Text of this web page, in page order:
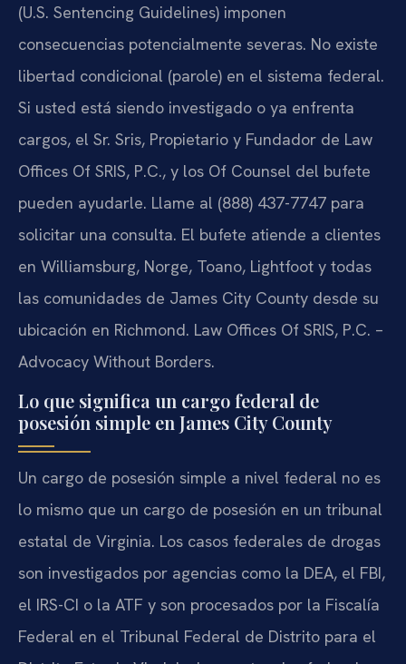
(U.S. Sentencing Guidelines) imponen
consecuencias potencialmente severas. No existe
libertad condicional (parole) en el sistema federal.
Si usted está siendo investigado o ya enfrenta
cargos, el Sr. Sris, Propietario y Fundador de Law
Offices Of SRIS, P.C., y los Of Counsel del bufete
pueden ayudarle. Llame al (888) 437-7747 para
solicitar una consulta. El bufete atiende a clientes
en Williamsburg, Norge, Toano, Lightfoot y todas
las comunidades de James City County desde su
ubicación en Richmond. Law Offices Of SRIS, P.C. –
Advocacy Without Borders.
Lo que significa un cargo federal de
posesión simple en James City County
Un cargo de posesión simple a nivel federal no es
lo mismo que un cargo de posesión en un tribunal
estatal de Virginia. Los casos federales de drogas
son investigados por agencias como la DEA, el FBI,
el IRS-CI o la ATF y son procesados por la Fiscalía
Federal en el Tribunal Federal de Distrito para el